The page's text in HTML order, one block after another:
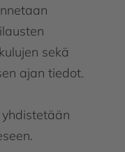
sekä
ajan tiedot.